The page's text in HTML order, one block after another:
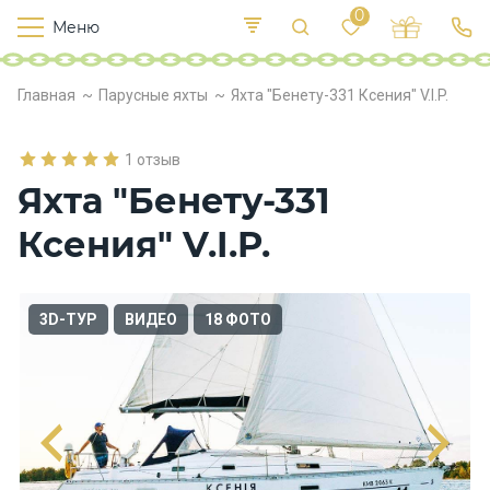
Главная Парусные яхты Яхта "Бенету-331 Ксения" V.I.P.
1 отзыв
Яхта "Бенету-331
Ксения" V.I.P.
3D-ТУР ВИДЕО 18 ФОТО
Меню
0
Т
е
о
о
ы
П
и
а
н
е
К
в
Р